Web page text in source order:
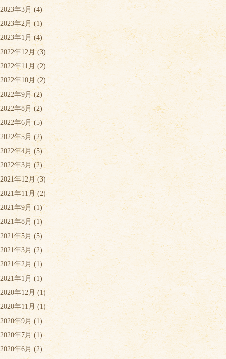
2023年3月(4)
2023年2月 (1)
2023年1月 (4)
2022年12月(3)
2022年11月 (2)
2022年10月 (2)
2022年9月(2)
2022年8月(2)
2022年6月 (5)
2022年5月 (2)
2022年4月 (5)
2022年3月 (2)
2021年12月(3)
2021年11月(2)
2021年9月 (1)
2021年8月 (1)
2021年5月 (5)
2021年3月 (2)
2021年2月 (1)
2021年1月 (1)
2020年12月 (1)
2020年11月 (1)
2020年9月 (1)
2020年7月 (1)
2020年6月 (2)